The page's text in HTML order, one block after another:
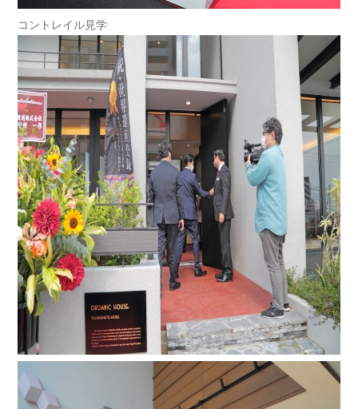
コントレイル見学